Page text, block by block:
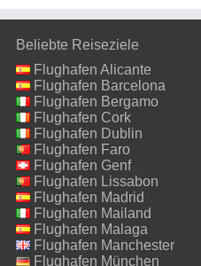
Beliebte Reiseziele
Flughafen Alicante
Flughafen Barcelona
Flughafen Bergamo
Flughafen Cork
Flughafen Dublin
Flughafen Faro
Flughafen Genf
Flughafen Lissabon
Flughafen Madrid
Flughafen Mailand
Malpensa
Flughafen Malaga
Flughafen Manchester
Flughafen München